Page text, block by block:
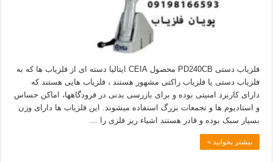
فلزیاب دستی PD240CB محصول CEIA ایتالیا دسته ای از فلزیاب ها که به
فلزیاب دستی یا فلزیاب راکتی مشهور هستند ، فلزیاب هایی هستند که
دارای کاربرد امنیتی بوده و برای بازرسی بدنی در فرودگاهها، اماکن حساس
و استادیوم ها و تجمعات بزرگ استفاده میشوند. این فلزیاب ها دارای وزن
بسیار سبک بوده و قادر هستند اشیاء ریز فلزی را …
بیشتر بخوانید »